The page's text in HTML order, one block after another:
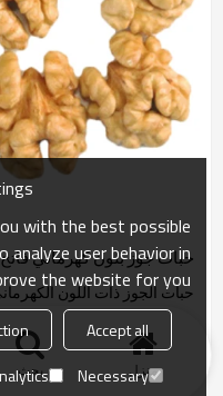
حبات الجوز ذات اللون
مثالية للخبز والتناول كوجبة
منزل بحث
with the best possible
analyze user behavior in
the website for you.
Accept all
Necessary